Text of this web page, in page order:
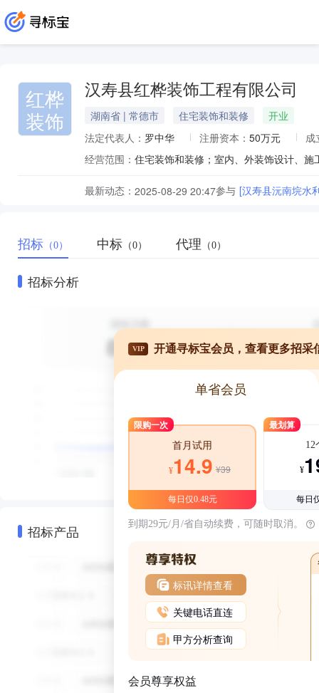
红桦
装饰
汉寿县红桦装饰工程有限公司
湖南省 | 常德市 住宅装饰和装修
开业
法定代表人： 罗中华 注册资本： 50万元
成
经营范围：
最新动态： 2025-08-29 20:47参与 [汉寿县沅南垸水
招标 （0） 中标 （0） 代理 （0）
招标分析
招标产品
VIP 开通寻标宝会员，查看更多招采
单省会员
限购一次
首月试用
¥14.9 ¥39
每日仅0.48元
最划算
12
¥
每日
到期29元/月/省自动续费，可随时取消。
标讯详情查看
关键电话直连
甲方分析查询
会员尊享权益